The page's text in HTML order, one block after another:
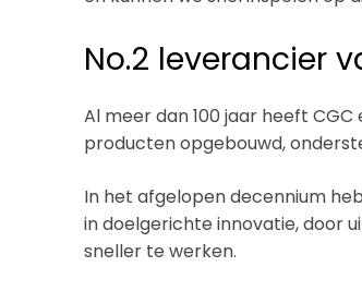
No.2 leverancier
Al meer dan 100 jaar heeft
producten opgebouwd,
In het afgelopen decennium
in doelgerichte innovatie, door
sneller te werken.